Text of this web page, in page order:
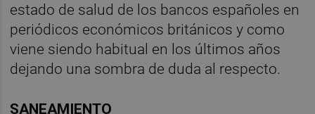
estado de salud de los bancos españoles en
periódicos económicos británicos y como
viene siendo habitual en los últimos años
dejando una sombra de duda al respecto.
SANEAMIENTO